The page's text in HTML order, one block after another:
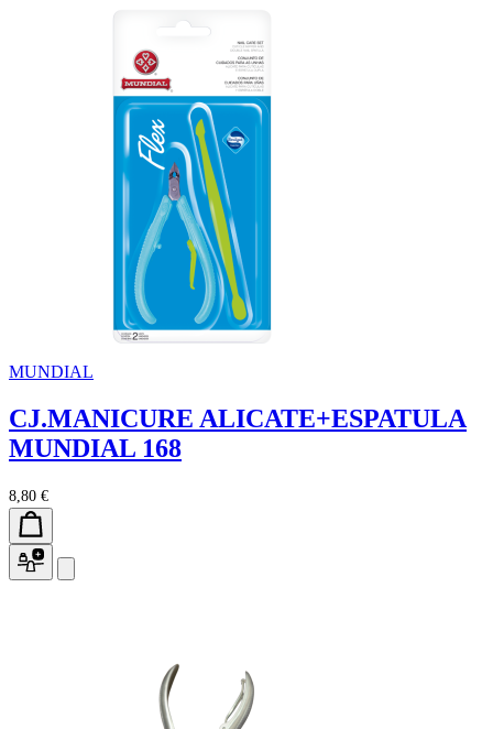
MUNDIAL
CJ.MANICURE ALICATE+ESPATULA
MUNDIAL 168
8,80 €